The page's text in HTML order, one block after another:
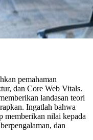
pemahaman
dan Core Web Vitals.
landasan teori
Ingatlah bahwa
memberikan nilai kepada
dan